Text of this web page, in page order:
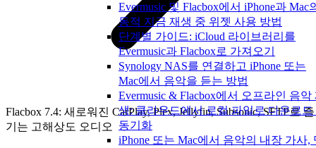
Evermusic 및 Flacbox에서 iPhone과 Mac
동적 지금 재생 중 위젯 사용 방법
단계별 가이드: iCloud 라이브러리를
Evermusic과 Flacbox로 가져오기
Synology NAS를 연결하고 iPhone 또는
Mac에서 음악을 듣는 방법
Evermusic & Flacbox에서 오프라인 음악
생: 클라우드에서 로컬 파일로 다운로드
동기화
iPhone 또는 Mac에서 음악의 내장 가사,
Flacbox 7.4: 새로워진 CarPlay, Plex, Jellyfin, Subsonic, SFTP로 즐
기는 고해상도 오디오